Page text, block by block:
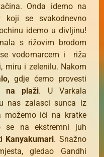
Onda idemo na
koji se svakodnevno
idemo u divljinu!
s rižovim brodom
vodomarcem i riža
miru i zelenilu. Nakom
gdje ćemo provesti
na plaži. U Varkala
nas zalasci sunca iz
ići na kratke
na ekstremni juh
Kanyakumari. Snažno
gledao Gandhi